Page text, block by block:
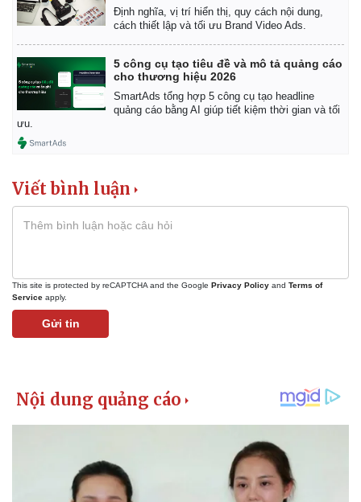
Pháp luật
Vụ án
Tin nóng
Tư vấn luật
Quân sự - Quốc phòng
Vũ khí
Việt Nam
Định nghĩa, vị trí hiển thị, quy cách nội dung,
cách thiết lập và tối ưu Brand Video Ads.
5 công cụ tạo tiêu đề và mô tả quảng cáo
cho thương hiệu 2026
SmartAds tổng hợp 5 công cụ tạo headline
quảng cáo bằng AI giúp tiết kiệm thời gian và tối
ưu.
Viết bình luận
This site is protected by reCAPTCHA and the Google Privacy Policy and Terms of
Service apply.
Gửi tin